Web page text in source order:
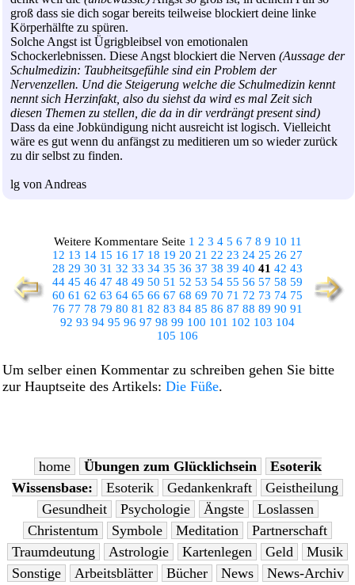
groß dass sie dich sogar bereits teilweise blockiert deine linke
Körperhälfte zu spüren.
Solche Angst ist Ügrigbleibsel von emotionalen
Schockerlebnissen. Diese Angst blockiert die Nerven (Aussage der
Schulmedizin: Taubheitsgefühle sind ein Problem der
Nervenzellen. Und die Steigerung welche die Schulmedizin kennt
nennt sich Herzinfakt, also du siehst da wird es mal Zeit sich
diesen Themen zu stellen, die da in dir verdrängt present sind)
Dass da eine Jobkündigung nicht ausreicht ist logisch. Vielleicht
wäre es gut wenn du anfängst zu meditieren um so wieder zurück
zu dir selbst zu finden.
lg von Andreas
Weitere Kommentare Seite 1 2 3 4 5 6 7 8 9 10 11
12 13 14 15 16 17 18 19 20 21 22 23 24 25 26 27
28 29 30 31 32 33 34 35 36 37 38 39 40 41 42 43
44 45 46 47 48 49 50 51 52 53 54 55 56 57 58 59
60 61 62 63 64 65 66 67 68 69 70 71 72 73 74 75
76 77 78 79 80 81 82 83 84 85 86 87 88 89 90 91
92 93 94 95 96 97 98 99 100 101 102 103 104
105 106
Um selber einen Kommentar zu schreiben gehen Sie bitte
zur Hauptseite des Artikels: Die Füße.
home Übungen zum Glücklichsein
Esoterik
Wissensbase:
Esoterik Gedankenkraft
Geistheilung
Gesundheit
Psychologie Ängste
Loslassen
Christentum
Symbole Meditation
Partnerschaft
Traumdeutung
Astrologie Kartenlegen Geld
Musik
Sonstige
Arbeitsblätter Bücher News News-Archiv